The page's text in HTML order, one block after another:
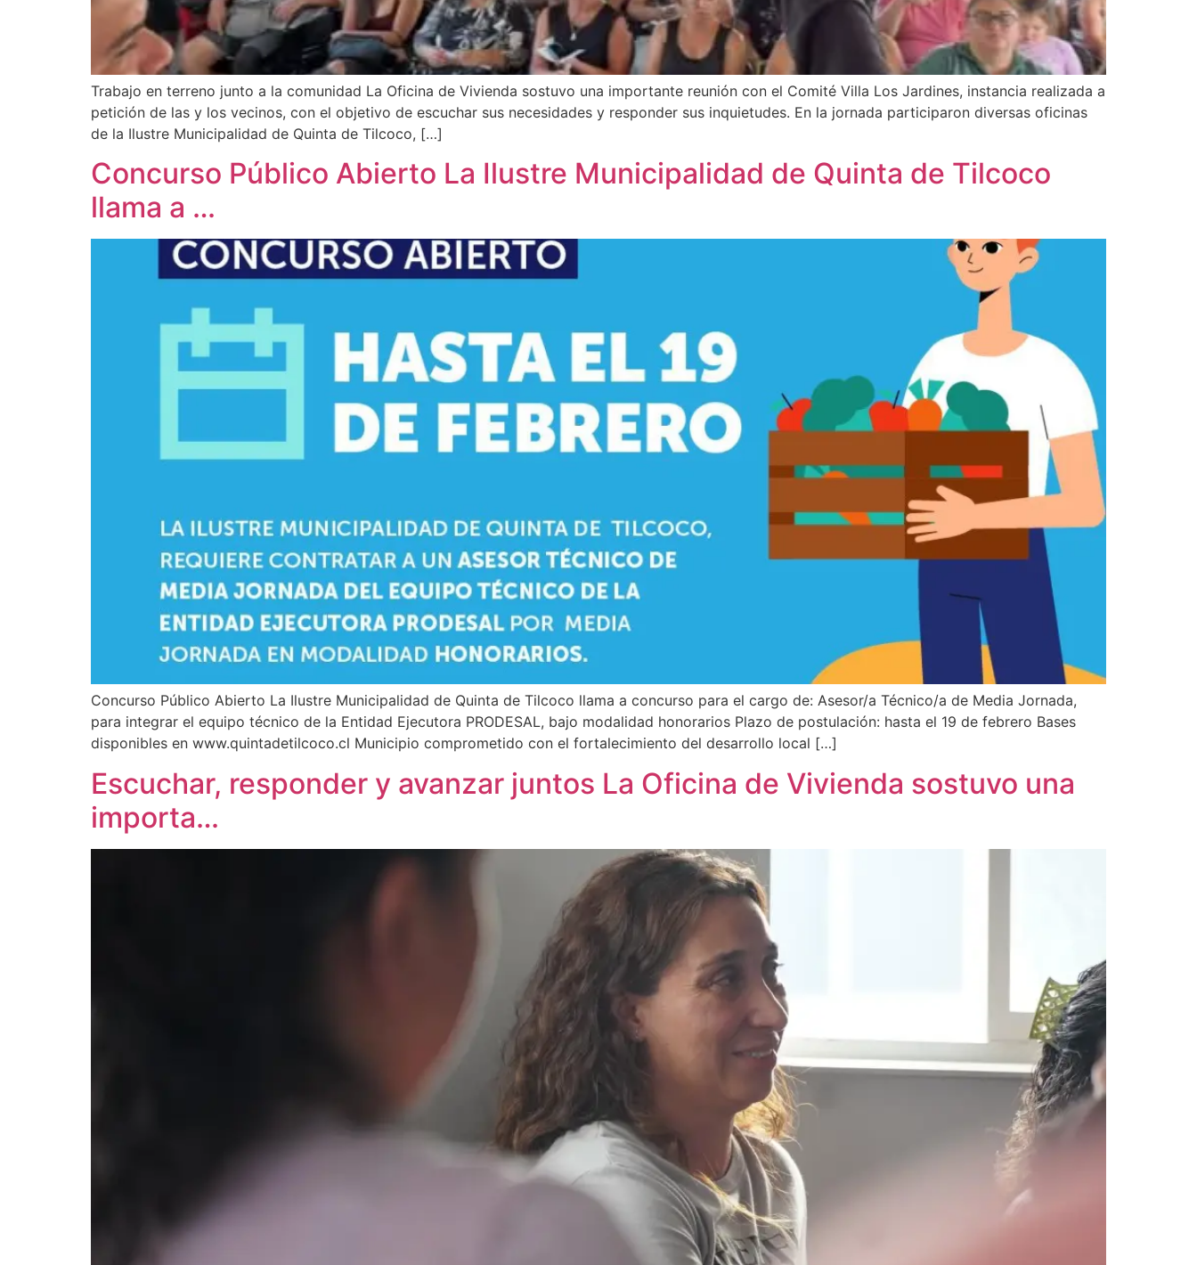
Trabajo en terreno junto a la comunidad La Oficina de Vivienda sostuvo una importante reunión con el Comité Villa Los Jardines, instancia realizada a
petición de las y los vecinos, con el objetivo de escuchar sus necesidades y responder sus inquietudes. En la jornada participaron diversas oficinas
de la Ilustre Municipalidad de Quinta de Tilcoco, […]
Concurso Público Abierto La Ilustre Municipalidad de Quinta de Tilcoco
llama a …
Concurso Público Abierto La Ilustre Municipalidad de Quinta de Tilcoco llama a concurso para el cargo de: Asesor/a Técnico/a de Media Jornada,
para integrar el equipo técnico de la Entidad Ejecutora PRODESAL, bajo modalidad honorarios Plazo de postulación: hasta el 19 de febrero Bases
disponibles en www.quintadetilcoco.cl Municipio comprometido con el fortalecimiento del desarrollo local […]
Escuchar, responder y avanzar juntos La Oficina de Vivienda sostuvo una
importa…